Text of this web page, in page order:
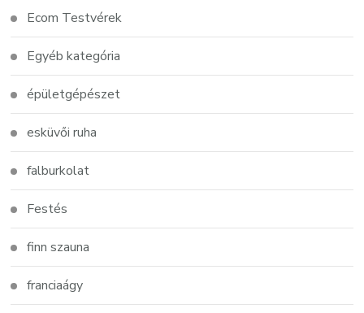
Ecom Testvérek
Egyéb kategória
épületgépészet
esküvői ruha
falburkolat
Festés
finn szauna
franciaágy